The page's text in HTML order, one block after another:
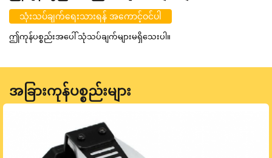
သုံးသပ်ချက်ရေးသားရန် အကောင့်ဝင်ပါ
ဤကုန်ပစ္စည်းအပေါ် သုံသပ်ချက်များမရှိသေးပါ။
အခြားကုန်ပစ္စည်းများ